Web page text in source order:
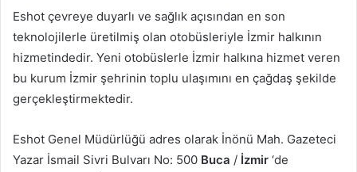
Eshot çevreye duyarlı ve sağlık açısından en son
teknolojilerle üretilmiş olan otobüsleriyle İzmir halkının
hizmetindedir. Yeni otobüslerle İzmir halkına hizmet veren
bu kurum İzmir şehrinin toplu ulaşımını en çağdaş şekilde
gerçekleştirmektedir.
Eshot Genel Müdürlüğü adres olarak İnönü Mah. Gazeteci
Yazar İsmail Sivri Bulvarı No: 500 Buca / İzmir ‘de